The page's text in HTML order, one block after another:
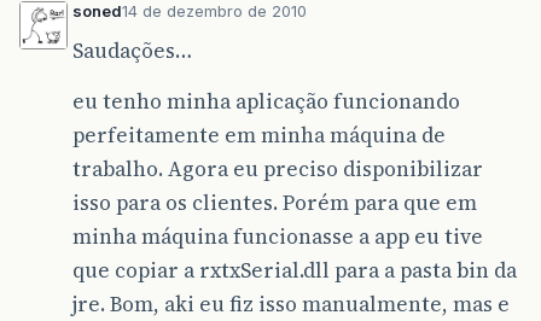
soned14 de dezembro de 2010
Saudações…
eu tenho minha aplicação funcionando
perfeitamente em minha máquina de
trabalho. Agora eu preciso disponibilizar
isso para os clientes. Porém para que em
minha máquina funcionasse a app eu tive
que copiar a rxtxSerial.dll para a pasta bin da
jre. Bom, aki eu fiz isso manualmente, mas e